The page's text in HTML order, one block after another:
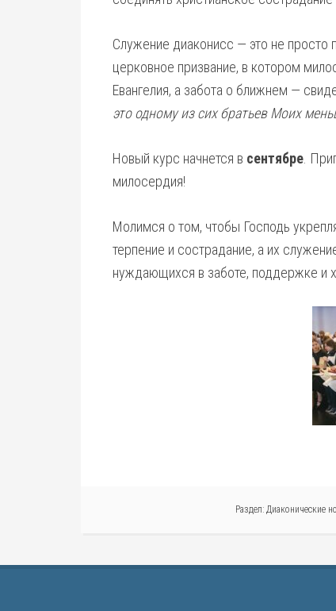
Служение диаконисс — это не просто
церковное призвание, в котором
Евангелия, а забота о ближнем —
это одному из сих братьев Моих
Новый курс начнется в сентябре .
милосердия!
Молимся о том, чтобы Господь
терпение и сострадание, а их
нуждающихся в заботе, поддержке и
Раздел: Диаконические